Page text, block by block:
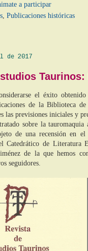
a participar
, Publicaciones históricas
de 2017
el éxito
de la Biblioteca de
las previsiones iniciales y
tratado sobre la
de una recensión en
Catedrático de Literatura
de la que hemos
seguidores.